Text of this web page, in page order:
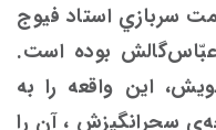
سربازي استاد فيوج
بوده است.
اين واقعه را به
سحرانگيزش ، آن را